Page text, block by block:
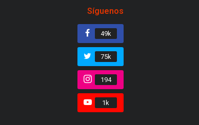
Síguenos
49k
75k
194
1k